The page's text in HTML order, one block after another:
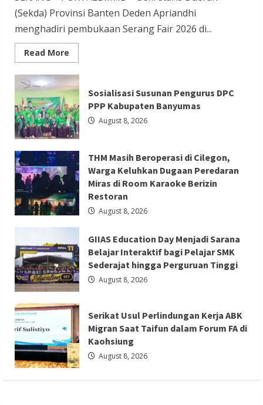
Redaksi 01 August 8, 2026
Berita Ekonomi dan Bisnis
Berita Trending
GIIAS Education Day Menjadi Sarana
Belajar Interaktif bagi Pelajar SMK
Sederajat hingga Perguruan Tinggi
Redaksi 01 August 8, 2026
Berita Ekonomi dan Bisnis
Berita Mancanegara
Berita Terbaru
Serikat Usul Perlindungan Kerja ABK
Migran Saat Taifun dalam Forum FA di
Kaohsiung
Redaksi 01 August 8, 2026
(Sekda) Provinsi Banten Deden Apriandhi
menghadiri pembukaan Serang Fair 2026 di...
Read More
more
Serang
Fair
2026
Jadi
Etalase
UMKM,
Sekda
Deden
Ajak
Masyarakat
Cintai
Produk
Lokal
Sosialisasi Susunan Pengurus DPC
PPP Kabupaten Banyumas
August 8, 2026
THM Masih Beroperasi di Cilegon,
Warga Keluhkan Dugaan Peredaran
Miras di Room Karaoke Berizin
Restoran
August 8, 2026
GIIAS Education Day Menjadi Sarana
Belajar Interaktif bagi Pelajar SMK
Sederajat hingga Perguruan Tinggi
August 8, 2026
Serikat Usul Perlindungan Kerja ABK
Migran Saat Taifun dalam Forum FA di
Kaohsiung
August 8, 2026